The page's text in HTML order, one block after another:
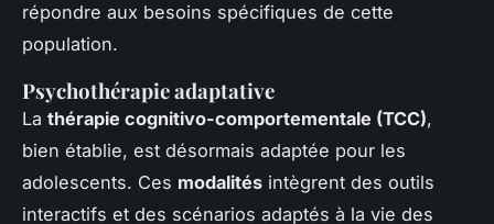
répondre aux besoins spécifiques de cette
population.
Psychothérapie adaptative
La thérapie cognitivo-comportementale (TCC),
bien établie, est désormais adaptée pour les
adolescents. Ces modalités intègrent des outils
interactifs et des scénarios adaptés à la vie des